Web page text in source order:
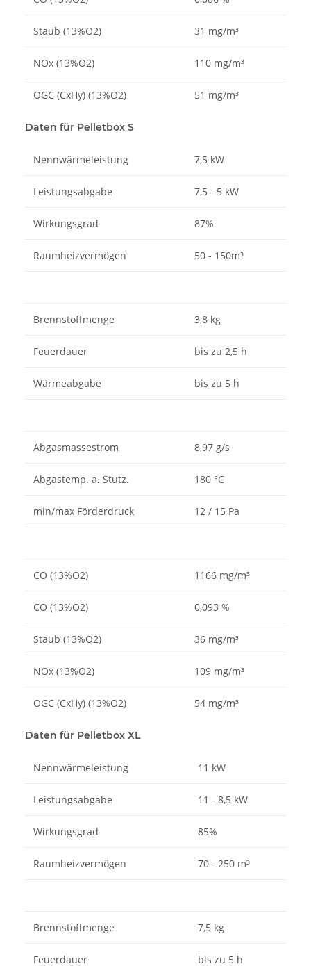
Staub (13%O2) 31 mg/m³
NOx (13%O2) 110 mg/m³
OGC (CxHy) (13%O2) 51 mg/m³
Daten für Pelletbox S
Nennwärmeleistung 7,5 kW
Leistungsabgabe 7,5 - 5 kW
Wirkungsgrad 87%
Raumheizvermögen 50 - 150m³
Brennstoffmenge 3,8 kg
Feuerdauer bis zu 2,5 h
Wärmeabgabe bis zu 5 h
Abgasmassestrom 8,97 g/s
Abgastemp. a. Stutz. 180 °C
min/max Förderdruck 12 / 15 Pa
CO (13%O2) 1166 mg/m³
CO (13%O2) 0,093 %
Staub (13%O2) 36 mg/m³
NOx (13%O2) 109 mg/m³
OGC (CxHy) (13%O2) 54 mg/m³
Daten für Pelletbox XL
Nennwärmeleistung 11 kW
Leistungsabgabe 11 - 8,5 kW
Wirkungsgrad 85%
Raumheizvermögen 70 - 250 m³
Brennstoffmenge 7,5 kg
Feuerdauer bis zu 5 h